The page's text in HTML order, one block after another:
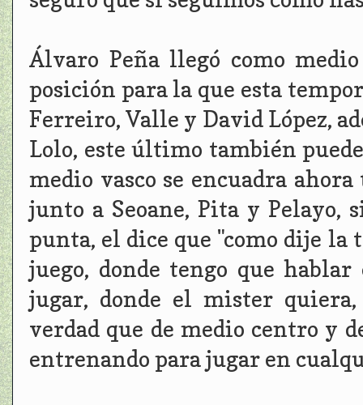
Álvaro Peña llegó como
posición para la que esta
Ferreiro, Valle y David López,
Lolo, este último también
medio vasco se encuadra
junto a Seoane, Pita y Pelayo,
punta, el dice que "como dije la
juego, donde tengo que
jugar, donde el mister
verdad que de medio centro y
entrenando para jugar en